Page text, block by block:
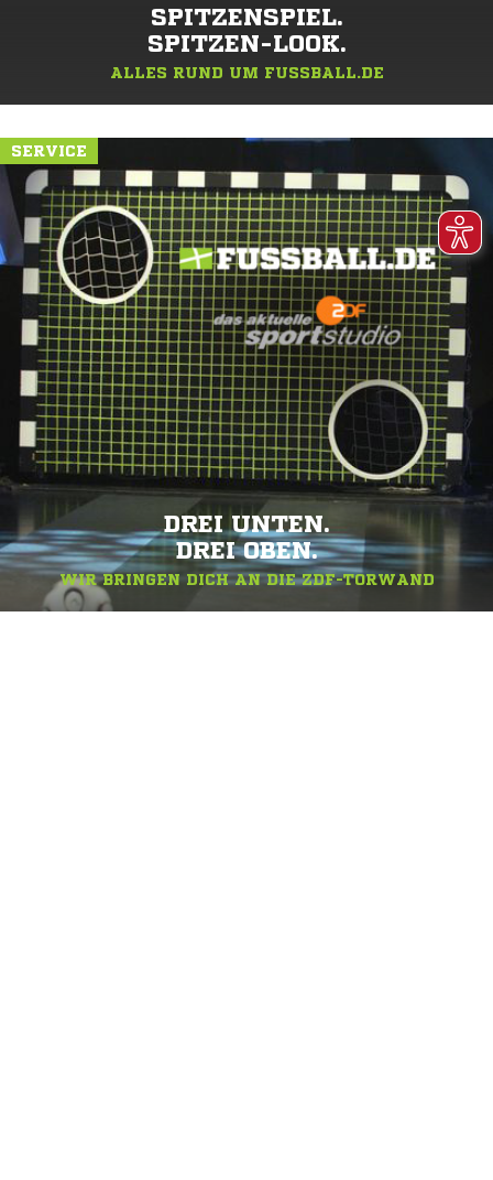
SPITZENSPIEL.
SPITZEN-LOOK.
ALLES RUND UM FUSSBALL.DE
SERVICE
DREI UNTEN.
DREI OBEN.
WIR BRINGEN DICH AN DIE ZDF-TORWAND